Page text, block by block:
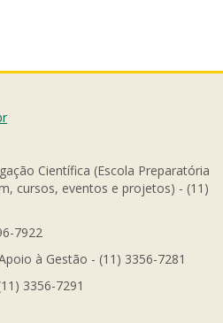
Científica (Escola Preparatória
cursos, eventos e projetos) - (11)
7922
à Gestão - (11) 3356-7281
3356-7291